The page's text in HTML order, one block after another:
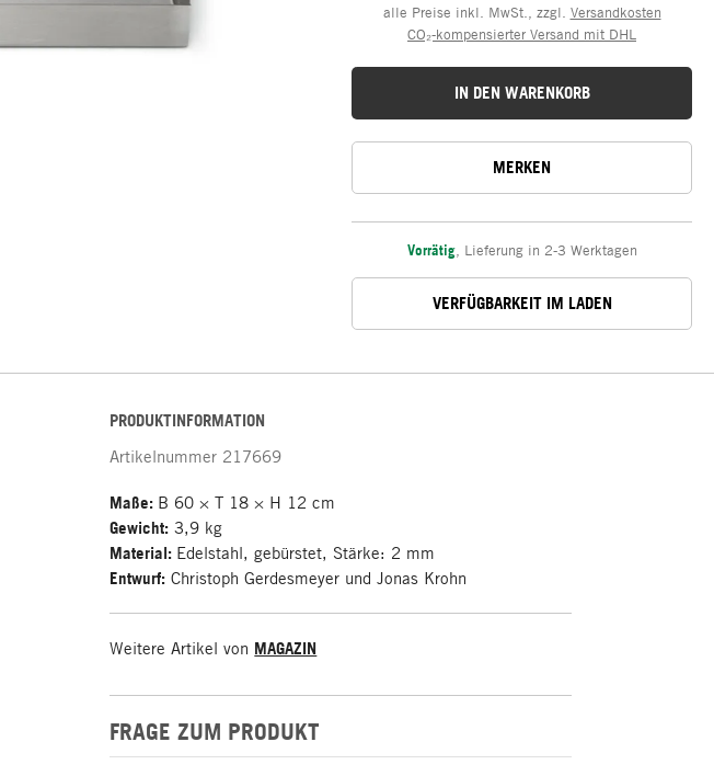
alle Preise inkl. MwSt., zzgl. Versandkosten
CO₂-kompensierter Versand mit DHL
IN DEN WARENKORB
MERKEN
Vorrätig, Lieferung in 2-3 Werktagen
VERFÜGBARKEIT IM LADEN
PRODUKTINFORMATION
Artikelnummer 217669
Maße: B 60 × T 18 × H 12 cm
Gewicht: 3,9 kg
Material: Edelstahl, gebürstet, Stärke: 2 mm
Entwurf: Christoph Gerdesmeyer und Jonas Krohn
Weitere Artikel von MAGAZIN
FRAGE ZUM PRODUKT